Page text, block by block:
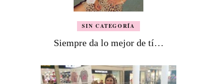
SIN CATEGORÍA
Siempre da lo mejor de tí…